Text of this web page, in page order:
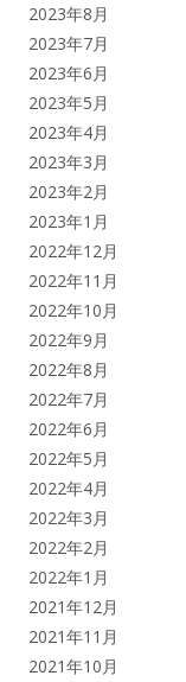
2023年8月
2023年7月
2023年6月
2023年5月
2023年4月
2023年3月
2023年2月
2023年1月
2022年12月
2022年11月
2022年10月
2022年9月
2022年8月
2022年7月
2022年6月
2022年5月
2022年4月
2022年3月
2022年2月
2022年1月
2021年12月
2021年11月
2021年10月